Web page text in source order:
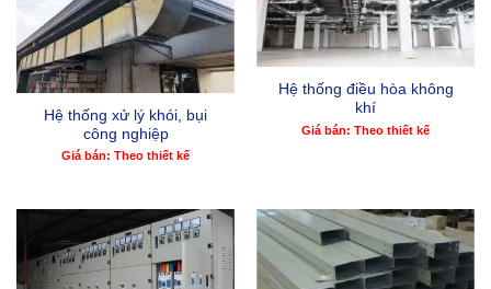
Hệ thống xử lý khói, bụi
công nghiệp
Giá bán: Theo thiết kế
Hệ thống điều hòa không
khí
Giá bán: Theo thiết kế